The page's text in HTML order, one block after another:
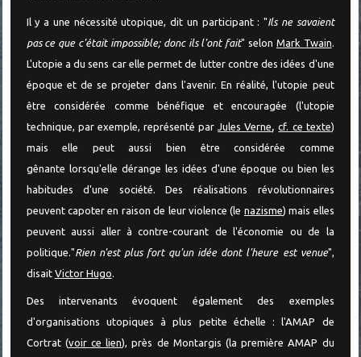
Il y a une nécessité utopique, dit un participant : "Ils ne savaient
pas ce que c'était impossible; donc ils l'ont fait" selon Mark Twain
L'utopie a du sens car elle permet de lutter contre des idées d'une
époque et de se projeter dans l'avenir. En réalité, l'utopie peut
être considérée comme bénéfique et encouragée (l'utopie
technique, par exemple, représenté par Jules Verne cf. ce texte)
mais elle peut aussi bien être considérée comme
gênante lorsqu'elle dérange les idées d'une époque ou bien les
habitudes d'une société. Des réalisations révolutionnaires
peuvent capoter en raison de leur violence (le nazisme) mais elles
peuvent aussi aller à contre-courant de l'économie ou de la
politique."Rien n'est plus fort qu'un idée dont l'heure est venue",
disait Victor Hugo
Des intervenants évoquent également des exemples
d'organisations utopiques à plus petite échelle : l'AMAP de
Cortrat (voir ce lien), près de Montargis (la première AMAP du